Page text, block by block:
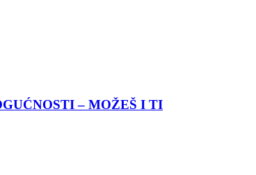
– MOŽEŠ I TI